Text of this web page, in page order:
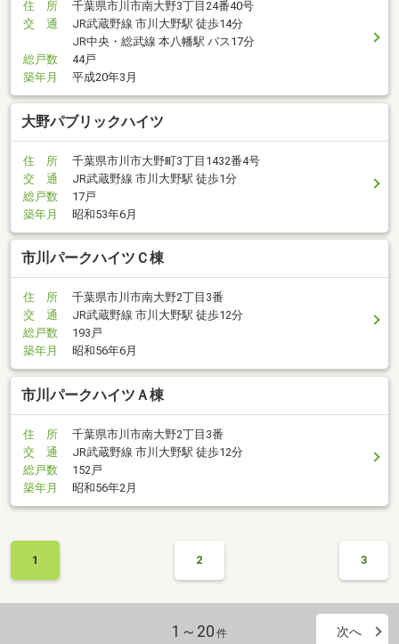
住 所
千葉県市川市南大野3丁目24番40号
交 通
JR武蔵野線 市川大野駅 徒歩14分
JR中央・総武線 本八幡駅 バス17分
総戸数
44戸
築年月
平成20年3月
大野パブリックハイツ
住 所
千葉県市川市大野町3丁目1432番4号
交 通
JR武蔵野線 市川大野駅 徒歩1分
総戸数
17戸
築年月
昭和53年6月
市川パークハイツＣ棟
住 所
千葉県市川市南大野2丁目3番
交 通
JR武蔵野線 市川大野駅 徒歩12分
総戸数
193戸
築年月
昭和56年6月
市川パークハイツＡ棟
住 所
千葉県市川市南大野2丁目3番
交 通
JR武蔵野線 市川大野駅 徒歩12分
総戸数
152戸
築年月
昭和56年2月
1 2 3
1～20 件 次へ